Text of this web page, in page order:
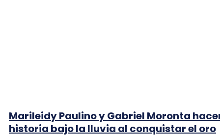
Marileidy Paulino y Gabriel Moronta
historia bajo la lluvia al conquistar el oro